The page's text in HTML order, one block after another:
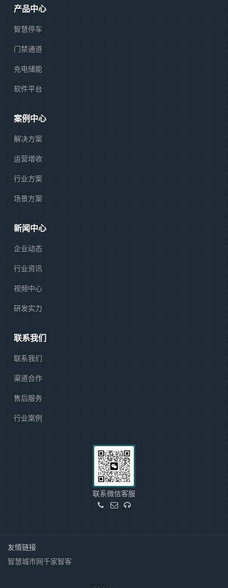
产品中心
智慧停车
门禁通道
充电储能
软件平台
案例中心
解决方案
运营增收
行业方案
场景方案
新闻中心
企业动态
行业资讯
视频中心
研发实力
联系我们
联系我们
渠道合作
售后服务
行业案例
联系微信客服
友情链接
智慧城市网千家智客